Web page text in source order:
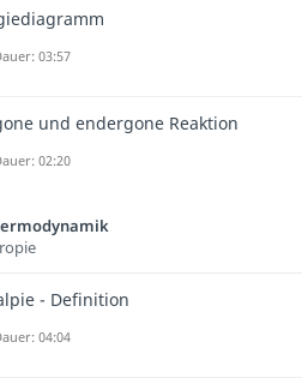
03:57
und endergone Reaktion
02:20
- Definition
04:04